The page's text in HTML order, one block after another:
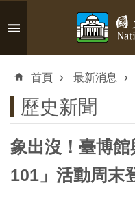
跳到主要內容區塊
搜
認
首頁 最新消息
歷史新聞
象出沒！臺博
101」活動周末